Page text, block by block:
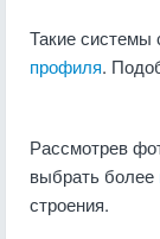
Такие системы
профиля.
Рассмотрев
выбрать более
строения.